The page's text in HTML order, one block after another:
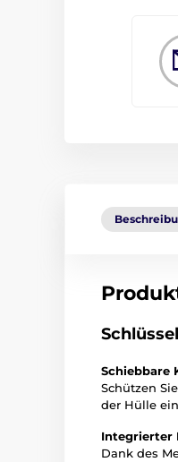
Schiebbare
Schützen
der Hülle
Integrierter
Dank des